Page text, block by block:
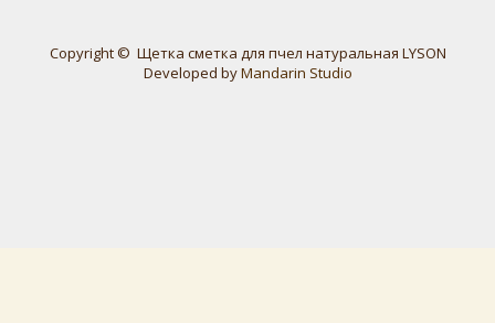
Copyright © Щетка сметка для пчел натуральная LYSON
Developed byMandarin Studio